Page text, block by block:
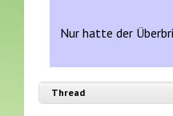
Nur hatte der
Thread